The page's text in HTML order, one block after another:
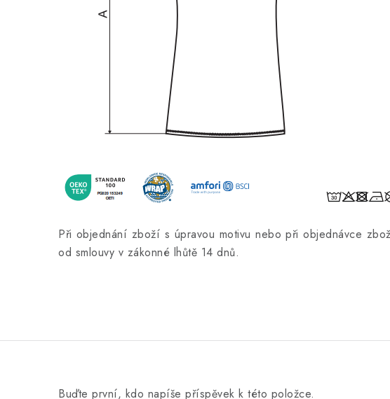
Při objednání zboží s úpravou motivu nebo při objednávce
od smlouvy v zákonné lhůtě 14 dnů.
Buďte první, kdo napíše příspěvek k této položce.